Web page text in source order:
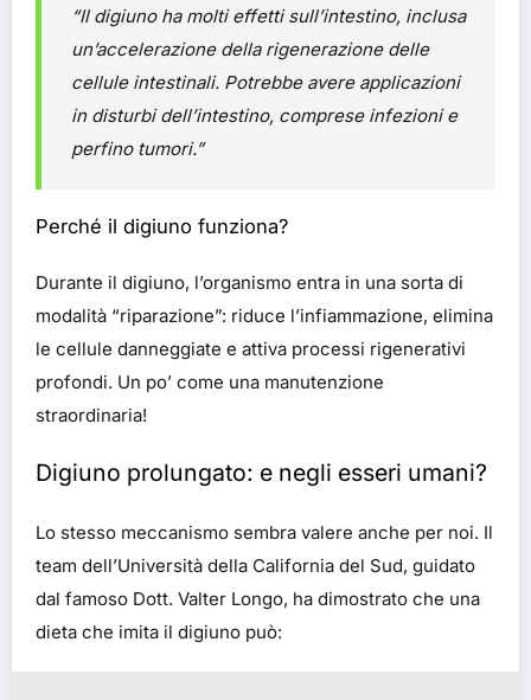
“Il digiuno ha molti effetti sull’intestino, inclusa
un’accelerazione della rigenerazione delle
cellule intestinali. Potrebbe avere applicazioni
in disturbi dell’intestino, comprese infezioni e
perfino tumori.”
Perché il digiuno funziona?
Durante il digiuno, l’organismo entra in una sorta di
modalità “riparazione”: riduce l’infiammazione, elimina
le cellule danneggiate e attiva processi rigenerativi
profondi. Un po’ come una manutenzione
straordinaria!
Digiuno prolungato: e negli esseri umani?
Lo stesso meccanismo sembra valere anche per noi. Il
team dell’Università della California del Sud, guidato
dal famoso Dott. Valter Longo, ha dimostrato che una
dieta che imita il digiuno può: